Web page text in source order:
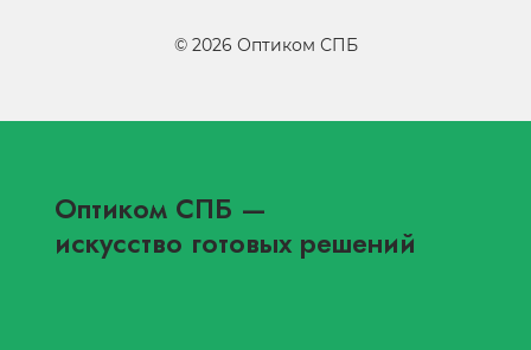
© 2026 Оптиком СПБ
Оптиком СПБ —
искусство готовых решений